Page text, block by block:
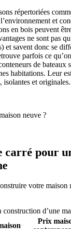
répertoriées
et
en bois peuvent
ne sont pas
et savent donc se
parfois ce
de bateaux
habitations. Leur
isolantes et originales.
neuve ?
carré pour
votre maison
d’une
Prix